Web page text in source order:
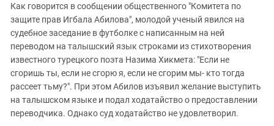
Как говорится в сообщении общественного "Комитета по
защите прав Игбала Абилова", молодой ученый явился на
судебное заседание в футболке с написанным на ней
переводом на талышский язык строками из стихотворения
известного турецкого поэта Назима Хикмета: "Если не
сгоришь ты, если не сгорю я, если не сгорим мы- кто тогда
рассеет тьму?". При этом Абилов изъявил желание выступить
на талышском языке и подал ходатайство о предоставлении
переводчика. Однако суд ходатайство не удовлетворил.